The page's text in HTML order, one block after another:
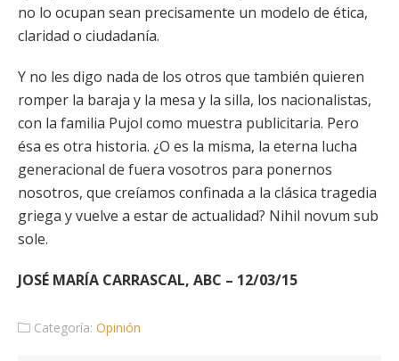
no lo ocupan sean precisamente un modelo de ética,
claridad o ciudadanía.
Y no les digo nada de los otros que también quieren
romper la baraja y la mesa y la silla, los nacionalistas,
con la familia Pujol como muestra publicitaria. Pero
ésa es otra historia. ¿O es la misma, la eterna lucha
generacional de fuera vosotros para ponernos
nosotros, que creíamos confinada a la clásica tragedia
griega y vuelve a estar de actualidad? Nihil novum sub
sole.
JOSÉ MARÍA CARRASCAL, ABC – 12/03/15
Categoría: Opinión